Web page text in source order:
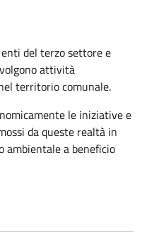
del terzo settore e
attività
territorio comunale.
le iniziative e
da queste realtà in
ambientale a beneficio